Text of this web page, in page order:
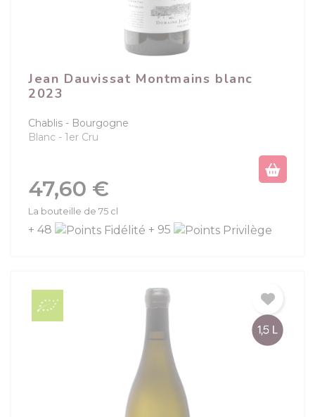
Jean Dauvissat Montmains blanc
2023
Chablis
Bourgogne
Blanc
1er Cru
Prix
47,60 €
La bouteille de 75 cl
+ 48 + 95